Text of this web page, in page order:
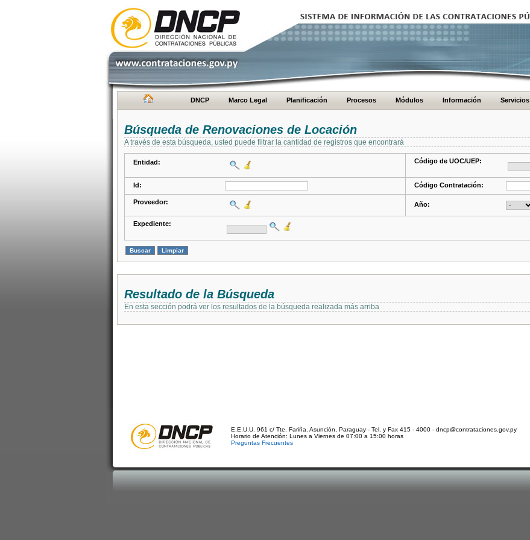
DNCP Marco Legal Planificación Procesos Módulos Información Servicios
Búsqueda de Renovaciones de Locación
A través de esta búsqueda, usted puede filtrar la cantidad de registros que encontrará
Entidad: Código de UOC/UEP:
Id: Código Contratación:
Proveedor: Año:
Expediente:
Resultado de la Búsqueda
En esta sección podrá ver los resultados de la búsqueda realizada más arriba
E.E.U.U. 961 c/ Tte. Fariña. Asunción, Paraguay - Tel. y Fax 415 - 4000 - dncp@contrataciones.gov.py
Horario de Atención: Lunes a Viernes de 07:00 a 15:00 horas
Preguntas Frecuentes